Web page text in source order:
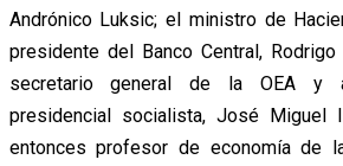
Andrónico Luksic; el ministro de
presidente del Banco Central,
secretario general de la OEA y
presidencial socialista, José Miguel
entonces profesor de economía de